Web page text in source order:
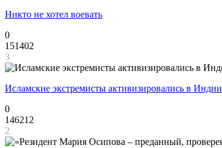
Никто не хотел воевать
0
151402
3
Исламские экстремисты активизировались в Индии
0
146212
2